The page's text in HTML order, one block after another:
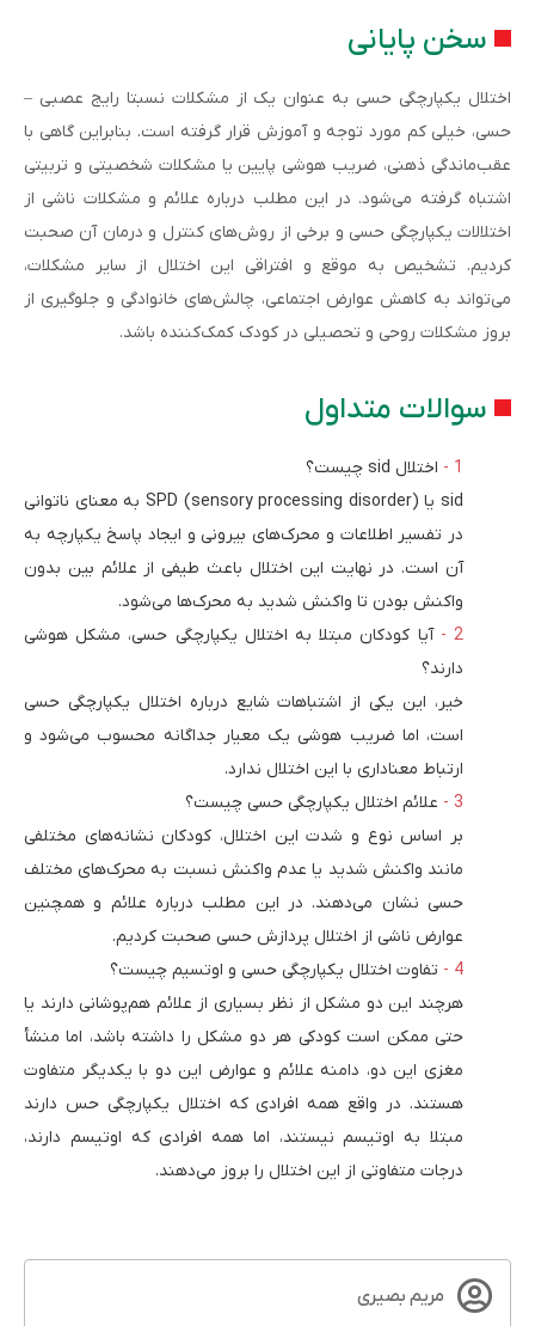
سخن پایانی
اختلال یکپارچگی حسی به عنوان یک از مشکلات نسبتا رایج عصبی –
حسی، خیلی کم مورد توجه و آموزش قرار گرفته است. بنابراین گاهی با
عقب‌ماندگی ذهنی، ضریب هوشی پایین یا مشکلات شخصیتی و تربیتی
اشتباه گرفته می‌شود. در این مطلب درباره علائم و مشکلات ناشی از
اختلالات یکپارچگی حسی و برخی از روش‌های کنترل و درمان آن صحبت
کردیم. تشخیص به موقع و افتراقی این اختلال از سایر مشکلات،
می‌تواند به کاهش عوارض اجتماعی، چالش‌های خانوادگی و جلوگیری از
بروز مشکلات روحی و تحصیلی در کودک کمک‌کننده باشد.
سوالات متداول
اختلال sid چیست؟
sid یا SPD (sensory processing disorder) به معنای ناتوانی
در تفسیر اطلاعات و محرک‌های بیرونی و ایجاد پاسخ یکپارچه به
آن است. در نهایت این اختلال باعث طیفی از علائم بین بدون
واکنش بودن تا واکنش شدید به محرک‌ها می‌شود.
آیا کودکان مبتلا به اختلال یکپارچگی حسی، مشکل هوشی
دارند؟
خیر، این یکی از اشتباهات شایع درباره اختلال یکپارچگی حسی
است، اما ضریب هوشی یک معیار جداگانه محسوب می‌شود و
ارتباط معناداری با این اختلال ندارد.
علائم اختلال یکپارچگی حسی چیست؟
بر اساس نوع و شدت این اختلال، کودکان نشانه‌های مختلفی
مانند واکنش شدید یا عدم واکنش نسبت به محرک‌های مختلف
حسی نشان می‌دهند. در این مطلب درباره علائم و همچنین
عوارض ناشی از اختلال پردازش حسی صحبت کردیم.
تفاوت اختلال یکپارچگی حسی و اوتسیم چیست؟
هرچند این دو مشکل از نظر بسیاری از علائم هم‌پوشانی دارند یا
حتی ممکن است کودکی هر دو مشکل را داشته باشد، اما منشأ
مغزی این دو، دامنه علائم و عوارض این دو با یکدیگر متفاوت
هستند. در واقع همه افرادی که اختلال یکپارچگی حس دارند
مبتلا به اوتیسم نیستند، اما همه افرادی که اوتیسم دارند،
درجات متفاوتی از این اختلال را بروز می‌دهند.
مریم بصیری